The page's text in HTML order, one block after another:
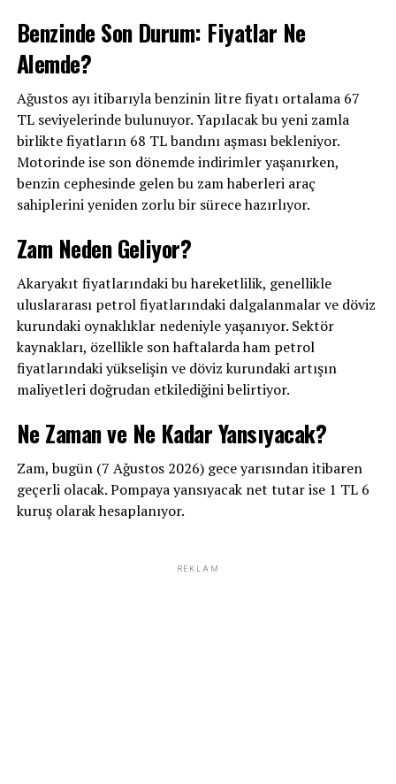
Benzinde Son Durum: Fiyatlar Ne
Alemde?
Ağustos ayı itibarıyla benzinin litre fiyatı ortalama 67
TL seviyelerinde bulunuyor. Yapılacak bu yeni zamla
birlikte fiyatların 68 TL bandını aşması bekleniyor.
Motorinde ise son dönemde indirimler yaşanırken,
benzin cephesinde gelen bu zam haberleri araç
sahiplerini yeniden zorlu bir sürece hazırlıyor.
Zam Neden Geliyor?
Akaryakıt fiyatlarındaki bu hareketlilik, genellikle
uluslararası petrol fiyatlarındaki dalgalanmalar ve döviz
kurundaki oynaklıklar nedeniyle yaşanıyor. Sektör
kaynakları, özellikle son haftalarda ham petrol
fiyatlarındaki yükselişin ve döviz kurundaki artışın
maliyetleri doğrudan etkilediğini belirtiyor.
Ne Zaman ve Ne Kadar Yansıyacak?
Zam, bugün (7 Ağustos 2026) gece yarısından itibaren
geçerli olacak. Pompaya yansıyacak net tutar ise 1 TL 6
kuruş olarak hesaplanıyor.
REKLAM